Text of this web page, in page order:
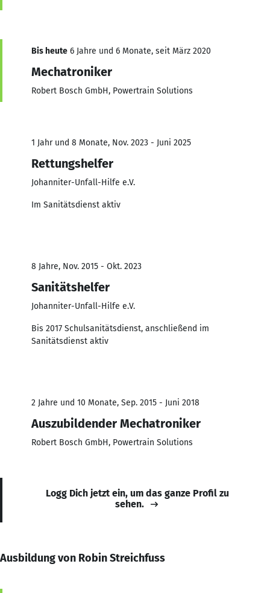
Bis heute 6 Jahre und 6 Monate, seit März 2020
Mechatroniker
Robert Bosch GmbH, Powertrain Solutions
1 Jahr und 8 Monate, Nov. 2023 - Juni 2025
Rettungshelfer
Johanniter-Unfall-Hilfe e.V.
Im Sanitätsdienst aktiv
8 Jahre, Nov. 2015 - Okt. 2023
Sanitätshelfer
Johanniter-Unfall-Hilfe e.V.
Bis 2017 Schulsanitätsdienst, anschließend im
Sanitätsdienst aktiv
2 Jahre und 10 Monate, Sep. 2015 - Juni 2018
Auszubildender Mechatroniker
Robert Bosch GmbH, Powertrain Solutions
Logg Dich jetzt ein, um das ganze Profil zu
sehen.
Ausbildung von Robin Streichfuss